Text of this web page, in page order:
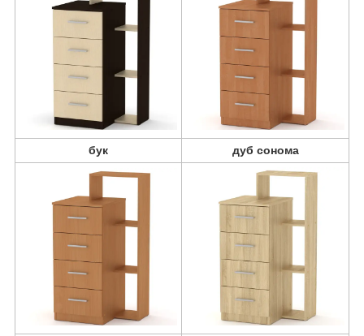
бук дуб сонома